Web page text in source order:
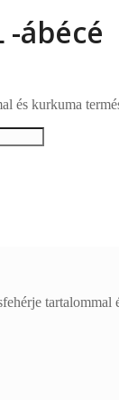
-ábécé
és kurkuma
tartalommal